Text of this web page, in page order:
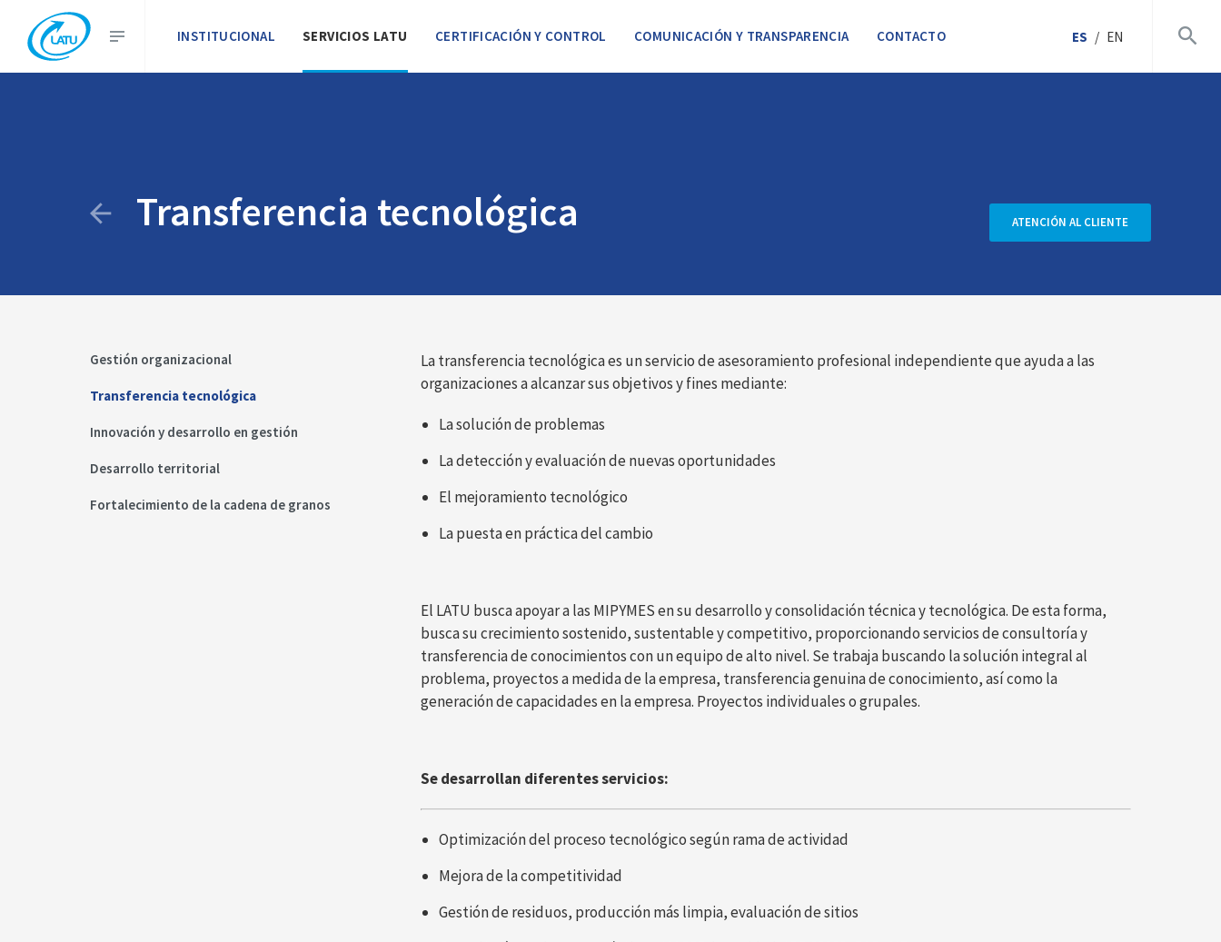
INSTITUCIONAL SERVICIOS LATU CERTIFICACIÓN Y CONTROL COMUNICACIÓN Y TRANSPARENCIA CONTACTO ES / EN
Transferencia tecnológica ATENCIÓN AL CLIENTE
Gestión organizacional
Transferencia tecnológica
Innovación y desarrollo en gestión
Desarrollo territorial
Fortalecimiento de la cadena de granos
La transferencia tecnológica es un servicio de asesoramiento profesional independiente que ayuda a las
organizaciones a alcanzar sus objetivos y fines mediante:
La solución de problemas
La detección y evaluación de nuevas oportunidades
El mejoramiento tecnológico
La puesta en práctica del cambio
El LATU busca apoyar a las MIPYMES en su desarrollo y consolidación técnica y tecnológica. De esta forma,
busca su crecimiento sostenido, sustentable y competitivo, proporcionando servicios de consultoría y
transferencia de conocimientos con un equipo de alto nivel. Se trabaja buscando la solución integral al
problema, proyectos a medida de la empresa, transferencia genuina de conocimiento, así como la
generación de capacidades en la empresa. Proyectos individuales o grupales.
Se desarrollan diferentes servicios:
Optimización del proceso tecnológico según rama de actividad
Mejora de la competitividad
Gestión de residuos, producción más limpia, evaluación de sitios